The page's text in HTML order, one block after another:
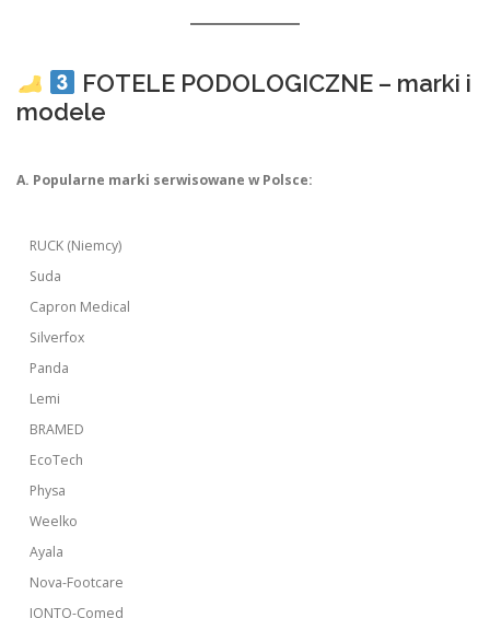
FOTELE PODOLOGICZNE – marki i
modele
A. Popularne marki serwisowane w Polsce:
RUCK (Niemcy)
Suda
Capron Medical
Silverfox
Panda
Lemi
BRAMED
EcoTech
Physa
Weelko
Ayala
Nova-Footcare
IONTO-Comed